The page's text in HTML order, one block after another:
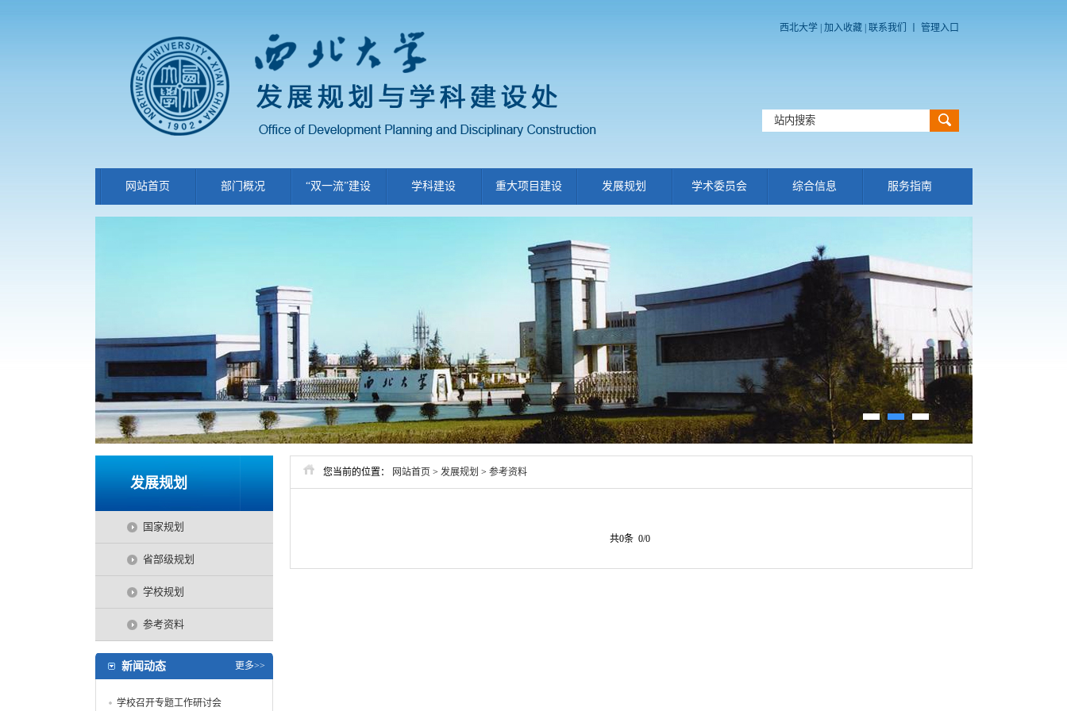
西北大学| 加入收藏 联系我们 管理入口
网站首页 部门概况 “双一流”建设 学科建设 重大项目建设 发展规划 学术委员会 综合信息 服务指南
发展规划
国家规划
省部级规划
学校规划
参考资料
更多>>
新闻动态
学校召开专题工作研讨会
您当前的位置： 网站首页 > 发展规划 > 参考资料
共0条 0/0